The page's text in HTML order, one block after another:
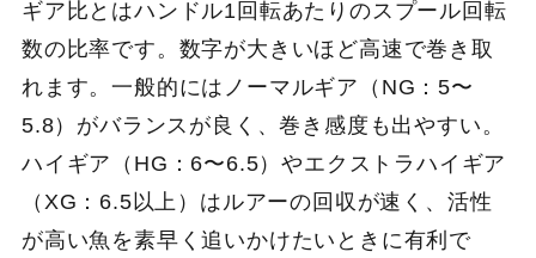
ギア比とはハンドル1回転あたりのスプール回転
数の比率です。数字が大きいほど高速で巻き取
れます。一般的にはノーマルギア（NG：5〜
5.8）がバランスが良く、巻き感度も出やすい。
ハイギア（HG：6〜6.5）やエクストラハイギア
（XG：6.5以上）はルアーの回収が速く、活性
が高い魚を素早く追いかけたいときに有利で